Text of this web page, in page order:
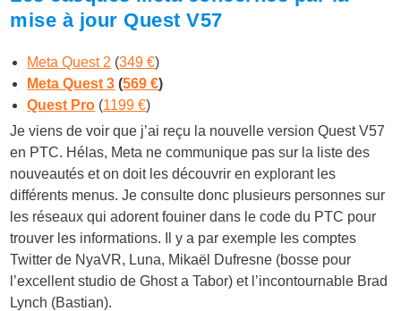
mise à jour Quest V57
Meta Quest 2 (349 €)
Meta Quest 3 (569 €)
Quest Pro (1199 €)
Je viens de voir que j’ai reçu la nouvelle version Quest V57
en PTC. Hélas, Meta ne communique pas sur la liste des
nouveautés et on doit les découvrir en explorant les
différents menus. Je consulte donc plusieurs personnes sur
les réseaux qui adorent fouiner dans le code du PTC pour
trouver les informations. Il y a par exemple les comptes
Twitter de NyaVR, Luna, Mikaël Dufresne (bosse pour
l’excellent studio de Ghost a Tabor) et l’incontournable Brad
Lynch (Bastian).